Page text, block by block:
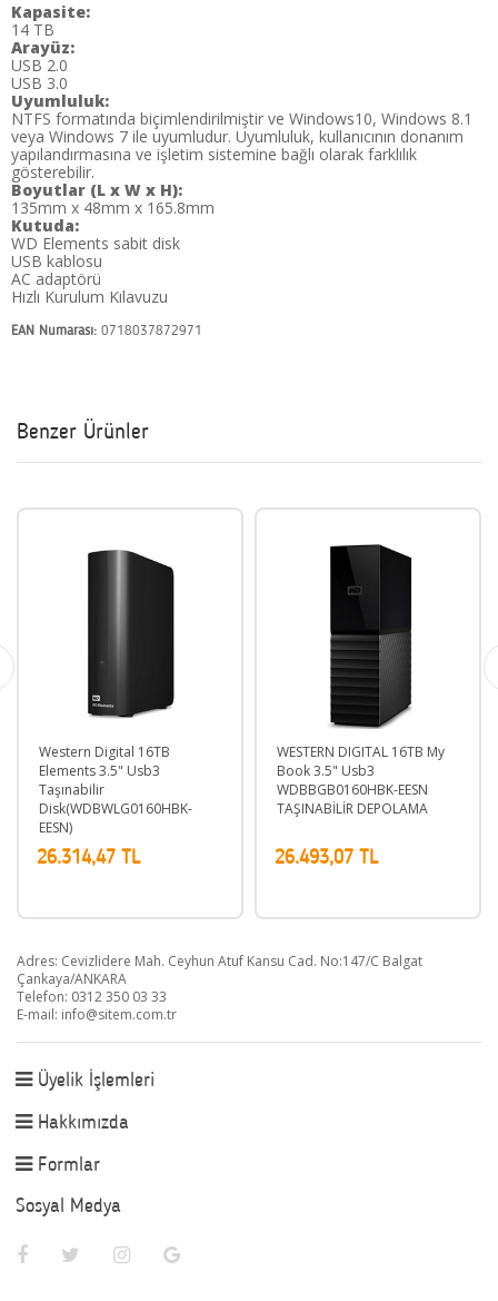
Kapasite:
14 TB
Arayüz:
USB 2.0
USB 3.0
Uyumluluk:
NTFS formatında biçimlendirilmiştir ve Windows10, Windows 8.1
veya Windows 7 ile uyumludur. Uyumluluk, kullanıcının donanım
yapılandırmasına ve işletim sistemine bağlı olarak farklılık
gösterebilir.
Boyutlar (L x W x H):
135mm x 48mm x 165.8mm
Kutuda:
WD Elements sabit disk
USB kablosu
AC adaptörü
Hızlı Kurulum Kılavuzu
EAN Numarası: 0718037872971
Benzer Ürünler
WESTERN DIGITAL 16TB My
Book 3.5" Usb3
WDBBGB0160HBK-EESN
TAŞINABİLİR DEPOLAMA
26.493,07 TL
SanDisk SDSSDE61-2T00-
G25M Extreme 2TB USB
Gen 2 Taşınabilir SSD
24.642,13 TL
Adres: Cevizlidere Mah. Ceyhun Atuf Kansu Cad. No:147/C Balgat
Çankaya/ANKARA
Telefon: 0312 350 03 33
E-mail: info@sitem.com.tr
Üyelik İşlemleri
Hakkımızda
Formlar
Sosyal Medya